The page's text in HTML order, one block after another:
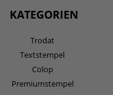
KATEGORIEN
Trodat
Textstempel
Colop
Premiumstempel